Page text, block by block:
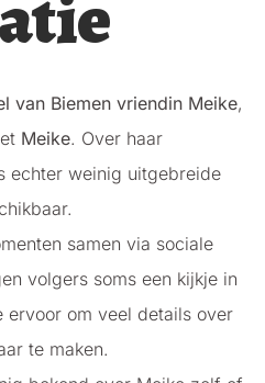
van Biemen vriendin Meike,
Meike. Over haar
echter weinig uitgebreide
samen via sociale
volgers soms een kijkje in
ervoor om veel details over
te maken.